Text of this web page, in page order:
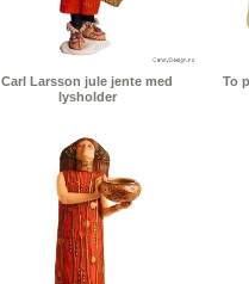
Carl Larsson jule jente med
lysholder
To